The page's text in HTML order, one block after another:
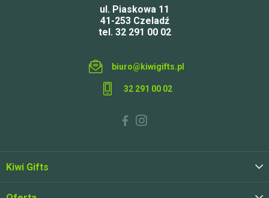
ul. Piaskowa 11
41-253 Czeladź
tel. 32 291 00 02
biuro@kiwigifts.pl
32 291 00 02
Kiwi Gifts